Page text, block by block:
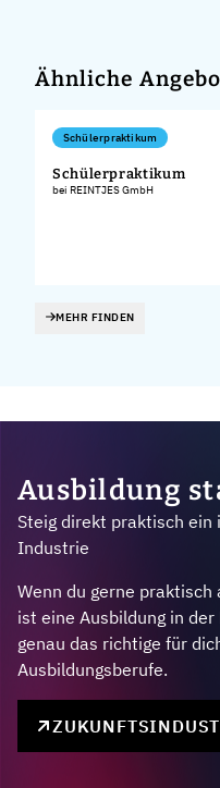
Ähnliche
Schülerpraktikum
Schülerpraktikum
bei REINTJES GmbH
MEHR FINDEN
Ausbildung
Steig direkt praktisch
Industrie
Wenn du gerne
ist eine Ausbildung in
genau das richtige für
Ausbildungsberufe.